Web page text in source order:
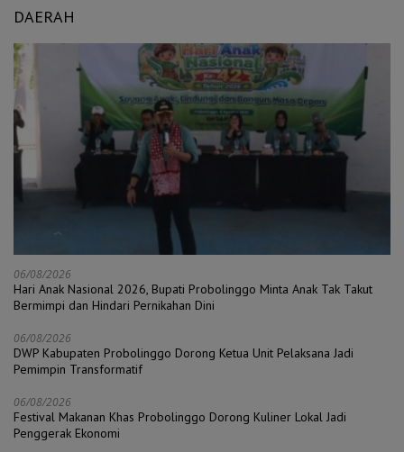
DAERAH
06/08/2026
Hari Anak Nasional 2026, Bupati Probolinggo Minta Anak Tak Takut
Bermimpi dan Hindari Pernikahan Dini
06/08/2026
DWP Kabupaten Probolinggo Dorong Ketua Unit Pelaksana Jadi
Pemimpin Transformatif
06/08/2026
Festival Makanan Khas Probolinggo Dorong Kuliner Lokal Jadi
Penggerak Ekonomi